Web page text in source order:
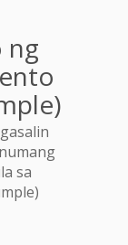
ng
sa